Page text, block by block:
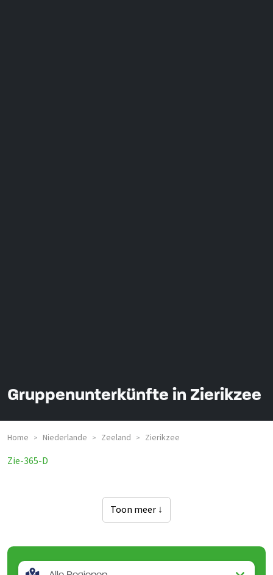
Gruppenunterkünfte in Zierikzee
Home > Niederlande > Zeeland > Zierikzee
Zie-365-D
Toon meer ↓